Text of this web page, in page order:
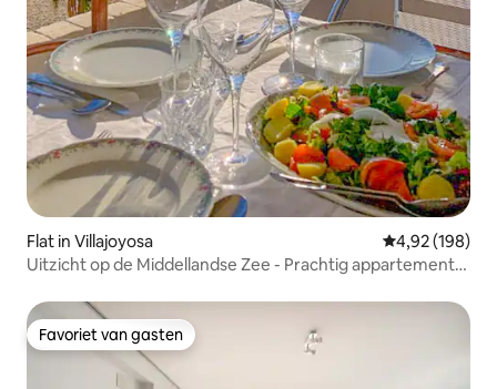
Flat in Villajoyosa Gemiddelde
4,92 (198)
Uitzicht op de Middellandse Zee - Prachtig appartement
Favoriet van gasten
Favoriet van gasten